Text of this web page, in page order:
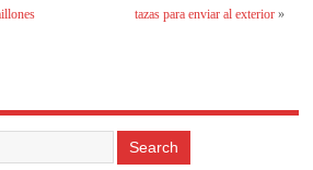
tazas para enviar al exterior»